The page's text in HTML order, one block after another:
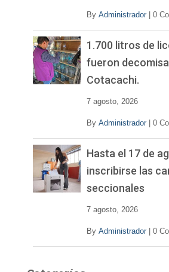
By Administrador 0
1.700 litros de
fueron
Cotacachi.
7 agosto, 2026
By Administrador 0
Hasta el 17 de
inscribirse las
seccionales
7 agosto, 2026
By Administrador 0